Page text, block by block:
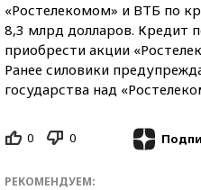
«Ростелекомом» и ВТБ по
8,3 млрд долларов. Кредит
приобрести акции
Ранее силовики
государства над
0 0
РЕКОМЕНДУЕМ: